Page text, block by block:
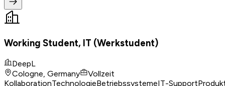
Working Student, IT (Werkstudent)
DeepL
Cologne, Germany
Vollzeit
KollaborationTechnologieBetriebssystemeIT-Support